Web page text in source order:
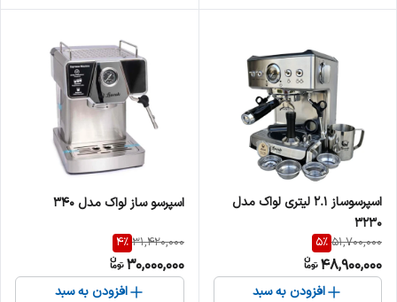
اسپرسوساز 2.1 لیتری لواک مدل
3230
51,700,000
5%
48,900,000
افزودن به سبد
اسپرسو ساز لواک مدل 340
31,420,000
4%
30,000,000
افزودن به سبد